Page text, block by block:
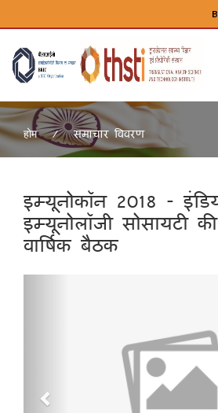
होम समाचार विवरण
इम्यूनोकॉन 2018 -
इम्यूनोलॉजी सोसायटी
वार्षिक बैठक